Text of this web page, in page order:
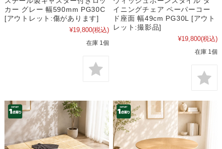
カー グレー 幅590mm PG30C
[アウトレット:傷があります]
¥19,800(税込)
在庫 1個
イニングチェア ペーパーコー
ド座面 幅49cm PG30L [アウト
レット:撮影品]
¥19,800(税込)
在庫 1個